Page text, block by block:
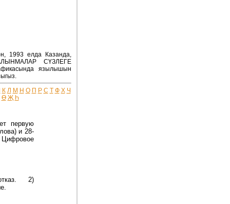
1993 елда Казанда,
СҮЗЛЕГЕ
язылышын
К Л М Н О П Р С Т Ф Х Ч
Ө Җ Һ
первую
и 28-
2)